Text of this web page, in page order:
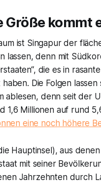
Größe kommt
ist Singapur der
lassen, denn mit
die es in
Die Folgen
ablesen, denn seit der
1,6 Millionen auf rund
eine noch höhere
Hauptinsel), aus
mit seiner
Jahrzehnten durch